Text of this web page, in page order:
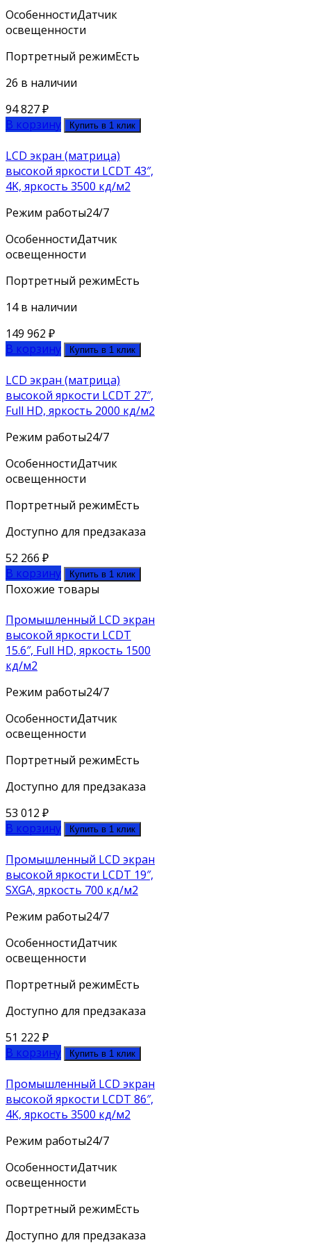
ОсобенностиДатчик
освещенности
Портретный режимЕсть
26 в наличии
94 827₽
В корзину
Купить в 1 клик
LCD экран (матрица)
высокой яркости LCDT 43″,
4K, яркость 3500 кд/м2
Режим работы24/7
ОсобенностиДатчик
освещенности
Портретный режимЕсть
14 в наличии
149 962 ₽
В корзину
Купить в 1 клик
LCD экран (матрица)
высокой яркости LCDT 27″,
Full HD, яркость 2000 кд/м2
Режим работы24/7
ОсобенностиДатчик
освещенности
Портретный режимЕсть
Доступно для предзаказа
52 266 ₽
В корзину
Купить в 1 клик
Похожие товары
Промышленный LCD экран
высокой яркости LCDT
15.6″, Full HD, яркость 1500
кд/м2
Режим работы24/7
ОсобенностиДатчик
освещенности
Портретный режимЕсть
Доступно для предзаказа
53 012 ₽
В корзину
Купить в 1 клик
Промышленный LCD экран
высокой яркости LCDT 19″,
SXGA, яркость 700 кд/м2
Режим работы24/7
ОсобенностиДатчик
освещенности
Портретный режимЕсть
Доступно для предзаказа
51 222 ₽
В корзину
Купить в 1 клик
Промышленный LCD экран
высокой яркости LCDT 86″,
4K, яркость 3500 кд/м2
Режим работы24/7
ОсобенностиДатчик
освещенности
Портретный режимЕсть
Доступно для предзаказа